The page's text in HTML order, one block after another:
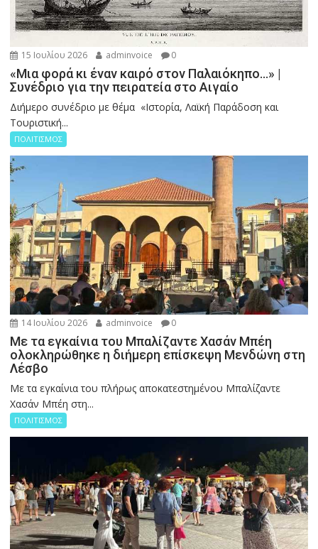
15 Ιουλίου 2026 adminvoice 0
«Μια φορά κι έναν καιρό στον Παλαιόκηπο…» |
Συνέδριο για την πειρατεία στο Αιγαίο
Διήμερο συνέδριο με θέμα «Ιστορία, Λαϊκή Παράδοση και
Τουριστική...
ΠΟΛΙΤΙΣΜΟΣ
14 Ιουλίου 2026 adminvoice 0
Με τα εγκαίνια του Μπαλίζαντε Χασάν Μπέη
ολοκληρώθηκε η διήμερη επίσκεψη Μενδώνη στη
Λέσβο
Με τα εγκαίνια του πλήρως αποκατεστημένου Μπαλίζαντε
Χασάν Μπέη στη...
ΠΟΛΙΤΙΣΜΟΣ